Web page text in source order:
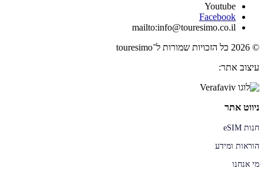
Youtube
Facebook
mailto:info@touresimo.co.il
© 2026 כל הזכויות שמורות ל־touresimo
עיצוב אתר:
ניווט אתר
חנות eSIM
הוראות ומידע
מי אנחנו